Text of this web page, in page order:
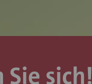
sich!